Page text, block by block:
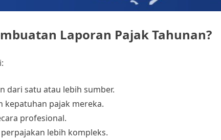
Laporan Pajak Tahunan?
dari satu atau lebih sumber.
kepatuhan pajak mereka.
profesional.
lebih kompleks.